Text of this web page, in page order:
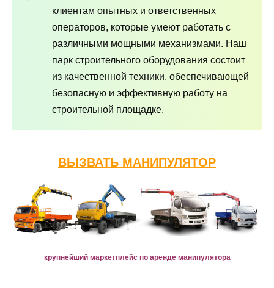
клиентам опытных и ответственных
операторов, которые умеют работать с
различными мощными механизмами. Наш
парк строительного оборудования состоит
из качественной техники, обеспечивающей
безопасную и эффективную работу на
строительной площадке.
ВЫЗВАТЬ МАНИПУЛЯТОР
крупнейший маркетплейс по аренде манипулятора